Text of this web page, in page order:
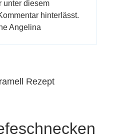
unter diesem
hinterlässt.
Angelina